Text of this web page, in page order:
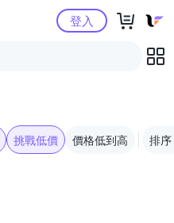
Yahoo購物中心登入
挑戰低價 價格低到高 排序